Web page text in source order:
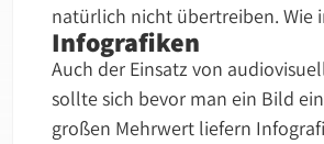
natürlich nicht übertreiben. Wie
Infografiken
Auch der Einsatz von
sollte sich bevor man ein Bild
großen Mehrwert liefern